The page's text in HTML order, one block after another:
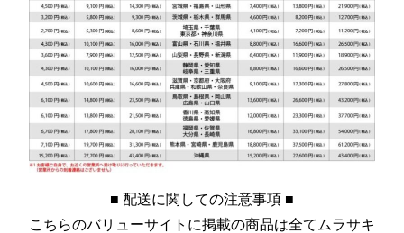
■ 配送に関しての注意事項 ■
こちらのバリューサイトに掲載の商品は全てムラサキ